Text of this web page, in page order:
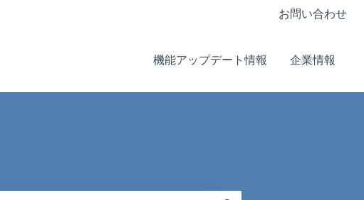
お問い合わせ
機能アップデート情報 企業情報